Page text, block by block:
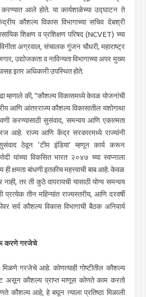
आले होते. या कार्यशाळेच्या उद्घाटन ते
कौशल्य विकास विभागाच्या सचिव देबश्री
शिक्षण व प्रशिक्षण परिषद (NCVET) च्या
अग्रवाल, संचालक गुंजन चौधरी, महाराष्ट्र
उद्योजकता व नाविन्यता विभागाच्या अपर मुख्य
इतर अधिकारी उपस्थित होते.
म्हणाले की, "कौशल्य विकासमध्ये केवळ योजनांची
आणि आंतरराज्य कौशल्य विकासातील यशोगाथा
करण्यासाठी सुसंवाद, समन्वय आणि एकात्मता
आहे. राज्य आणि केंद्र सरकारमध्ये राज्यांनी
ठेवून ‘टीम इंडिया’ म्हणून कार्य करून
यांच्या विकसित भारत २०४७ च्या स्वप्नाला
क्षमता बांधणी इतकीच महत्त्वाची बाब आहे. केवळ
नाही, तर ती कुठे वापरायची यासाठी योग्य समन्वय
तीन महिन्यांत राज्यस्तरीय, आणि दरवर्षी
सर्व कौशल्य विकास विभागाची बैठक अनिवार्य
करणे गरजेचे
मिळणे गरजेचे आहे. कोणत्याही गोष्टीतील कौशल्य
असून कौशल्य प्राप्त माणूस कोणते काम करतो
कौशल्य आहे, हे बघून त्याला प्रतिष्ठा मिळाली